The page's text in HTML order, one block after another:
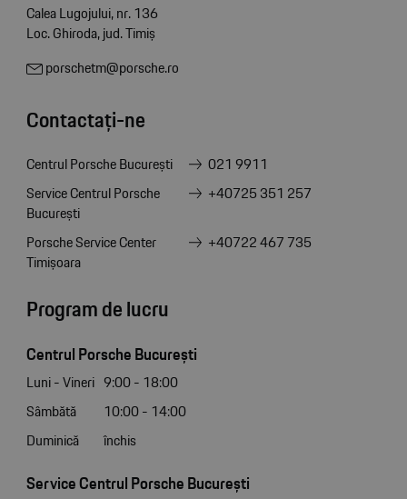
Calea Lugojului, nr. 136
Loc. Ghiroda, jud. Timiș
porschetm@porsche.ro
Contactați-ne
Centrul Porsche București
021 9911
Service Centrul Porsche
București
+40725 351 257
Porsche Service Center
Timișoara
+40722 467 735
Program de lucru
Centrul Porsche București
Luni - Vineri 9:00 - 18:00
Sâmbătă
10:00 - 14:00
Duminică
închis
Service Centrul Porsche București